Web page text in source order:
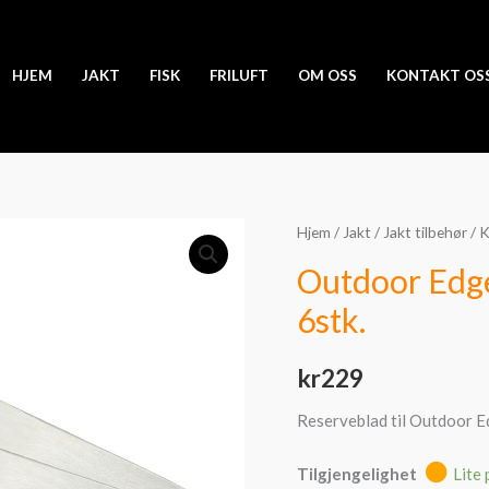
HJEM JAKT FISK FRILUFT OM OSS KONTAKT
Hjem / Jakt / Jakt tilbehør/
Outdoor
6stk.
kr229
Reserveblad til Outdoor
Tilgjengelighet Lite
Outdoor
Razor
Spare
Set